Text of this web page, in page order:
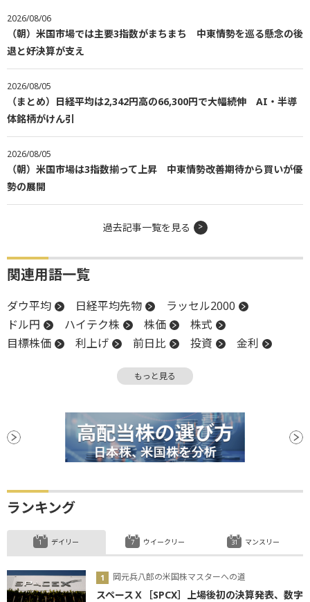
2026/08/06
（朝）米国市場では主要3指数がまちまち 中東情勢を巡る懸念の後
退と好決算が支え
2026/08/05
（まとめ）日経平均は2,342円高の66,300円で大幅続伸 AI・半導
体銘柄がけん引
2026/08/05
（朝）米国市場は3指数揃って上昇 中東情勢改善期待から買いが優
勢の展開
過去記事一覧を見る
関連用語一覧
ダウ平均 日経平均先物
ラッセル2000
ドル円
ハイテク株 株価
株式
目標株価
利上げ 前日比 投資
金利
米国株 時価
小型株 資金調達 CEO
日銀
安値
もっと見る
ランキング
デイリー
岡元兵八郎の米国株マスターへの道
スペースＸ［SPCX］上場後初の決算発表、数字
ウイークリー マンスリー